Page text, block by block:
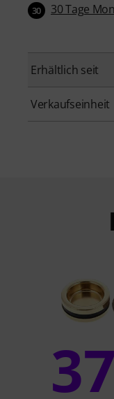
30 30 Tage
Erhältlich seit
Verkaufseinheit